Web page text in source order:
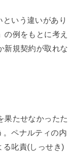
いう違いがあり
の例をもとに考え
新規契約が取れな
果たせなかったた
。ペナルティの内
る叱責(しっせき)